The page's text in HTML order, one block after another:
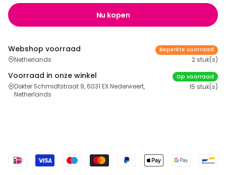
Nu kopen
Webshop voorraad
Netherlands
Beperkte voorraad
2 stuk(s)
Voorraad in onze winkel
Dokter Schmidtstraat 9, 6031 EX Nederweert,
Netherlands
Op voorraad
15 stuk(s)